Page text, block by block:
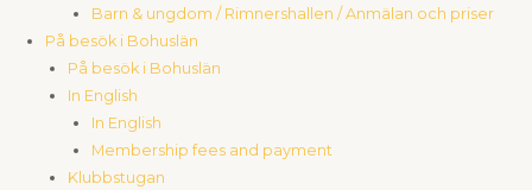
Barn & ungdom / Rimnershallen / Anmälan och priser
På besök i Bohuslän
På besök i Bohuslän
In English
In English
Membership fees and payment
Klubbstugan